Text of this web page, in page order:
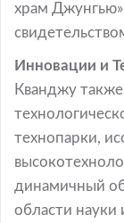
храм Джунгью»
Инновации и
Кванджу
технопарки,
динамичный
области науки